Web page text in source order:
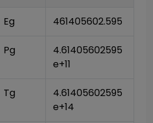
Eg 461405602.595
Pg
4.61405602595
e+11
Tg
4.61405602595
e+14